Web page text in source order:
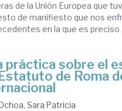
de la Unión Europea que
de manifiesto que nos
en la que es preciso
práctica sobre el
de Roma
Sara Patricia